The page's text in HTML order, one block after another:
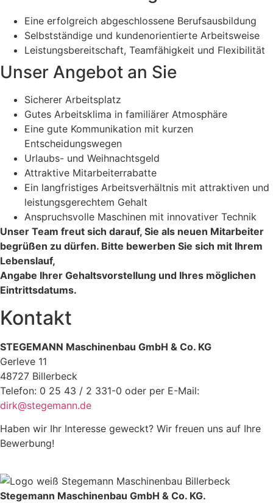
Eine erfolgreich abgeschlossene Berufsausbildung
Selbstständige und kundenorientierte Arbeitsweise
Leistungsbereitschaft, Teamfähigkeit und Flexibilität
Unser Angebot an Sie
Sicherer Arbeitsplatz
Gutes Arbeitsklima in familiärer Atmosphäre
Eine gute Kommunikation mit kurzen
Entscheidungswegen
Urlaubs- und Weihnachtsgeld
Attraktive Mitarbeiterrabatte
Ein langfristiges Arbeitsverhältnis mit attraktiven und
leistungsgerechtem Gehalt
Anspruchsvolle Maschinen mit innovativer Technik
Unser Team freut sich darauf, Sie als neuen Mitarbeiter
begrüßen zu dürfen. Bitte bewerben Sie sich mit Ihrem
Lebenslauf,
Angabe Ihrer Gehaltsvorstellung und Ihres möglichen
Eintrittsdatums.
Kontakt
STEGEMANN Maschinenbau GmbH & Co. KG
Gerleve 11
48727 Billerbeck
Telefon: 0 25 43 / 2 331-0 oder per E-Mail:
dirk@stegemann.de
Haben wir Ihr Interesse geweckt? Wir freuen uns auf Ihre
Bewerbung!
Stegemann Maschinenbau GmbH & Co. KG.